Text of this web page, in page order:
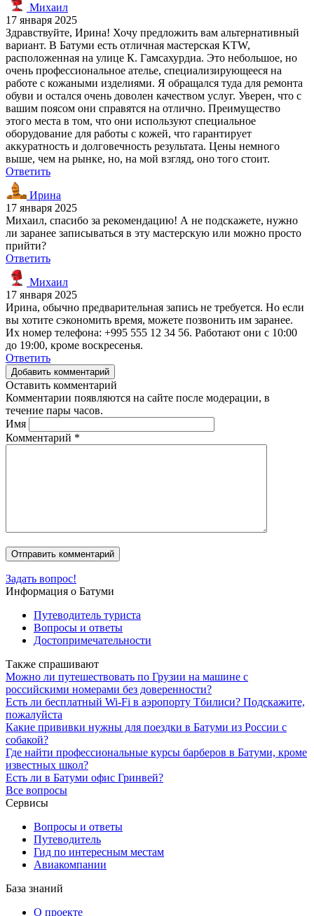
Михаил
17 января 2025
Здравствуйте, Ирина! Хочу предложить вам альтернативный
вариант. В Батуми есть отличная мастерская KTW,
расположенная на улице К. Гамсахурдиа. Это небольшое, но
очень профессиональное ателье, специализирующееся на
работе с кожаными изделиями. Я обращался туда для ремонта
обуви и остался очень доволен качеством услуг. Уверен, что с
вашим поясом они справятся на отлично. Преимущество
этого места в том, что они используют специальное
оборудование для работы с кожей, что гарантирует
аккуратность и долговечность результата. Цены немного
выше, чем на рынке, но, на мой взгляд, оно того стоит.
Ответить
Ирина
17 января 2025
Михаил, спасибо за рекомендацию! А не подскажете, нужно
ли заранее записываться в эту мастерскую или можно просто
прийти?
Ответить
Михаил
17 января 2025
Ирина, обычно предварительная запись не требуется. Но если
вы хотите сэкономить время, можете позвонить им заранее.
Их номер телефона: +995 555 12 34 56. Работают они с 10:00
до 19:00, кроме воскресенья.
Ответить
Добавить комментарий
Оставить комментарий
Комментарии появляются на сайте после модерации, в
течение пары часов.
Имя
Комментарий *
Задать вопрос!
Информация о Батуми
Путеводитель туриста
Вопросы и ответы
Достопримечательности
Также спрашивают
Можно ли путешествовать по Грузии на машине с
российскими номерами без доверенности?
Есть ли бесплатный Wi-Fi в аэропорту Тбилиси? Подскажите,
пожалуйста
Какие прививки нужны для поездки в Батуми из России с
собакой?
Где найти профессиональные курсы барберов в Батуми, кроме
известных школ?
Есть ли в Батуми офис Гринвей?
Все вопросы
Сервисы
Вопросы и ответы
Путеводитель
Гид по интересным местам
Авиакомпании
База знаний
О проекте